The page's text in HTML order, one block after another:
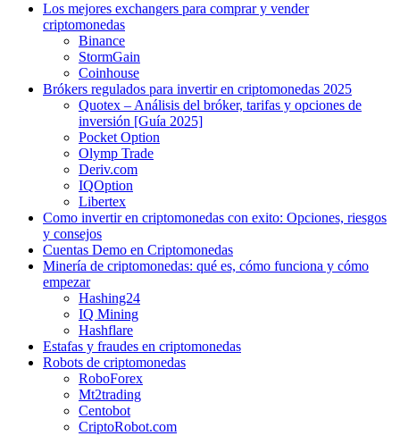
Los mejores exchangers para comprar y vender
criptomonedas
Binance
StormGain
Coinhouse
Brókers regulados para invertir en criptomonedas 2025
Quotex – Análisis del bróker, tarifas y opciones de
inversión [Guía 2025]
Pocket Option
Olymp Trade
Deriv.com
IQOption
Libertex
Como invertir en criptomonedas con exito: Opciones, riesgos
y consejos
Cuentas Demo en Criptomonedas
Minería de criptomonedas: qué es, cómo funciona y cómo
empezar
Hashing24
IQ Mining
Hashflare
Estafas y fraudes en criptomonedas
Robots de criptomonedas
RoboForex
Mt2trading
Centobot
CriptoRobot.com